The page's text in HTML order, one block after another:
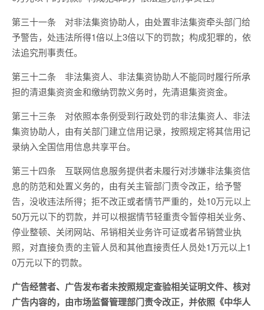
第三十一条 对非法集资协助人，由处置非法集资牵头部门给
予警告，处违法所得1倍以上3倍以下的罚款；构成犯罪的，依
法追究刑事责任。
第三十二条 非法集资人、非法集资协助人不能同时履行所承
担的清退集资资金和缴纳罚款义务时，先清退集资资金。
第三十三条 对依照本条例受到行政处罚的非法集资人、非法
集资协助人，由有关部门建立信用记录，按照规定将其信用记
录纳入全国信用信息共享平台。
第三十四条 互联网信息服务提供者未履行对涉嫌非法集资信
息的防范和处置义务的，由有关主管部门责令改正，给予警
告，没收违法所得；拒不改正或者情节严重的，处10万元以上
50万元以下的罚款，并可以根据情节轻重责令暂停相关业务、
停业整顿、关闭网站、吊销相关业务许可证或者吊销营业执
照，对直接负责的主管人员和其他直接责任人员处1万元以上1
0万元以下的罚款。
广告经营者、广告发布者未按照规定查验相关证明文件、核对
广告内容的，由市场监督管理部门责令改正，并依照《中华人